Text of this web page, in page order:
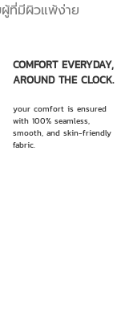
ที่มีผิวแพ้ง่าย
COMFORT EVERYDAY,
AROUND THE CLOCK.
your comfort is ensured
with 100% seamless,
smooth, and skin-friendly
fabric.